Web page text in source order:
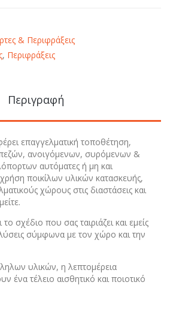
& Περιφράξεις
, Περιφράξεις
Περιγραφή
επαγγελματική τοποθέτηση,
ανοιγόμενων, συρόμενων &
αυτόματες ή μη και
ποικίλων υλικών κατασκευής,
χώρους στις διαστάσεις και
σχέδιο που σας ταιριάζει και εμείς
σύμφωνα με τον χώρο και την
υλικών, η λεπτομέρεια
ένα τέλειο αισθητικό και ποιοτικό